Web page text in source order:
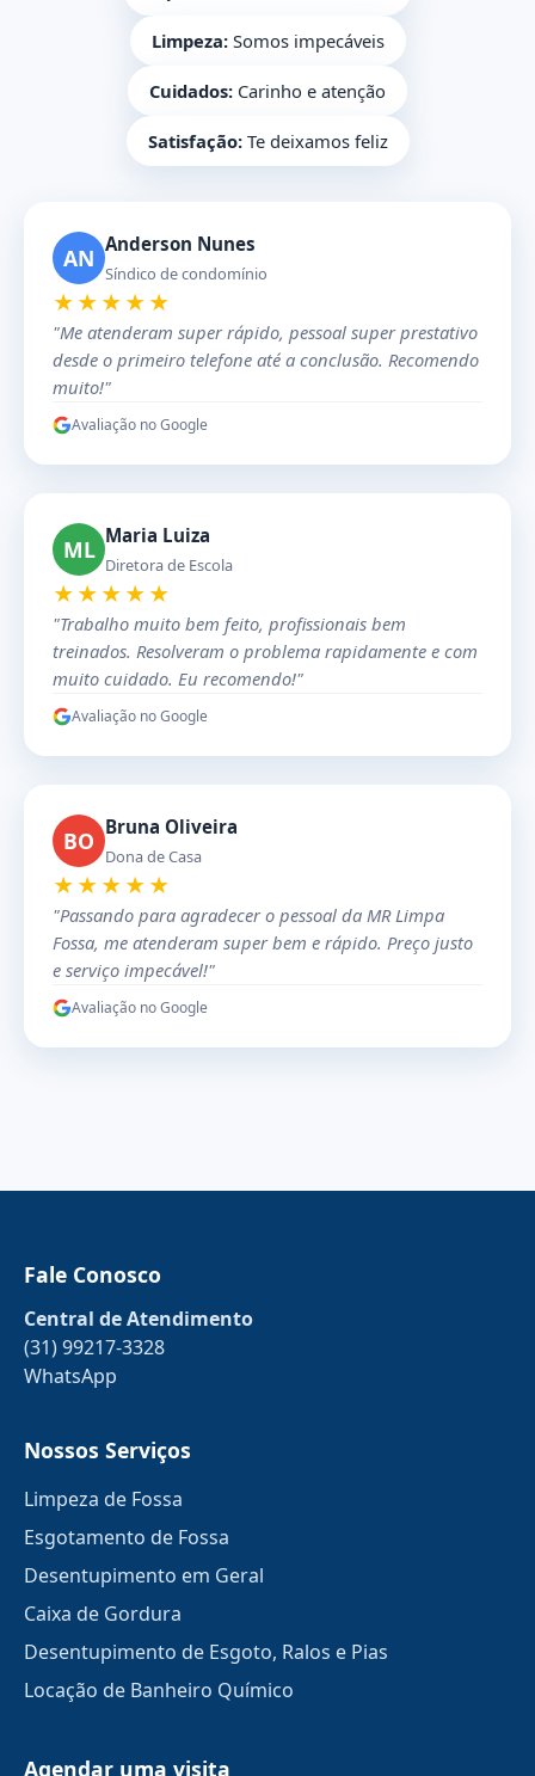
Limpeza:Somos impecáveis
Cuidados: Carinho e atenção
Satisfação:Te deixamos feliz
AN Anderson Nunes
Síndico de condomínio
★★★★★
"Me atenderam super rápido, pessoal super prestativo
desde o primeiro telefone até a conclusão. Recomendo
muito!"
Avaliação no Google
ML Maria Luiza
Diretora de Escola
★★★★★
"Trabalho muito bem feito, profissionais bem
treinados. Resolveram o problema rapidamente e com
muito cuidado. Eu recomendo!"
Avaliação no Google
BO Bruna Oliveira
Dona de Casa
★★★★★
"Passando para agradecer o pessoal da MR Limpa
Fossa, me atenderam super bem e rápido. Preço justo
e serviço impecável!"
Avaliação no Google
Fale Conosco
Central de Atendimento
(31) 99217-3328
WhatsApp
Nossos Serviços
Limpeza de Fossa
Esgotamento de Fossa
Desentupimento em Geral
Caixa de Gordura
Desentupimento de Esgoto, Ralos e Pias
Locação de Banheiro Químico
Agendar uma visita